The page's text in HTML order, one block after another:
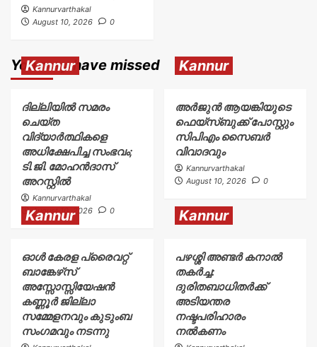
Kannurvarthakal
August 10, 2026
0
You may have missed
Kannur
ദില്ലിയിൽ സമരം
ചെയ്ത
വിദ്യാർത്ഥികളെ
അധിക്ഷേപിച്ച സംഭവം;
ടി.ജി. മോഹൻദാസ്
അറസ്റ്റിൽ
Kannurvarthakal
August 10, 2026
0
Kannur
അര്‍ജുന്‍ ആയങ്കിയുടെ
ഫെയ്‌സ്ബുക്ക് പോസ്റ്റും
സിപിഎം സൈബര്‍
വിവാദവും
Kannurvarthakal
August 10, 2026
0
Kannur
ഓൾ കേരള പ്രൈവറ്റ്
ബാങ്കേഴ്‌സ്
അസ്സോസ്സിയേഷൻ
കണ്ണൂർ ജില്ലാ
സമ്മേളനവും കുടുംബ
സംഗമവും നടന്നു
Kannur
പഴശ്ശി അണ്ടർ കനാൽ
തകർച്ച:
ദുരിതബാധിതർക്ക്‌
അടിയന്തര
നഷ്ടപരിഹാരം
നൽകണം